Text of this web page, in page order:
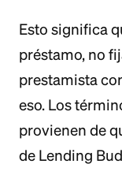
Esto significa
préstamo, no
prestamista
eso. Los
provienen de
de Lending